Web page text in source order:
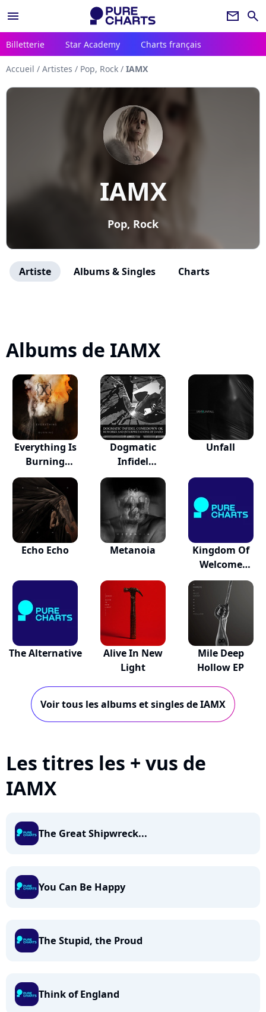
menu newsletter search
Billetterie Star Academy Charts français
Accueil / Artistes / Pop, Rock / IAMX
IAMX
Pop, Rock
Artiste Albums & Singles Charts
Albums de IAMX
Everything Is
Burning
(Metano...
Dogmatic
Infidel
Comedown Ok
Unfall
Echo Echo Metanoia
Kingdom Of
Welcome
Addiction
The Alternative
Alive In New
Light
Mile Deep
Hollow EP
Voir tous les albums et singles de IAMX
Les titres les + vus de
IAMX
The Great Shipwreck...
You Can Be Happy
The Stupid, the Proud
Think of England